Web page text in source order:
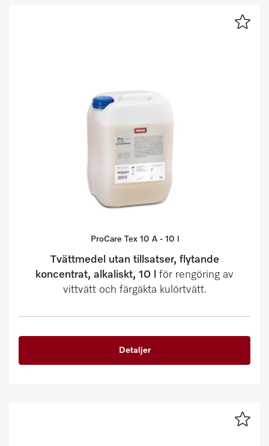
ProCare Tex 10 A - 10 l
Tvättmedel utan tillsatser, flytande
koncentrat, alkaliskt, 10 l för rengöring av
vittvätt och färgäkta kulörtvätt.
Detaljer